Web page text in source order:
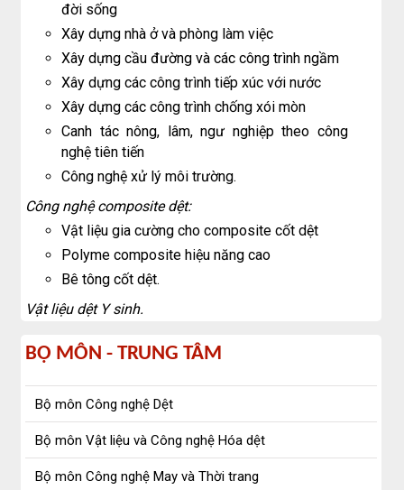
đời sống
Xây dựng nhà ở và phòng làm việc
Xây dựng cầu đường và các công trình ngầm
Xây dựng các công trình tiếp xúc với nước
Xây dựng các công trình chống xói mòn
Canh tác nông, lâm, ngư nghiệp theo công
nghệ tiên tiến
Công nghệ xử lý môi trường.
Công nghệ composite dệt:
Vật liệu gia cường cho composite cốt dệt
Polyme composite hiệu năng cao
Bê tông cốt dệt.
Vật liệu dệt Y sinh.
bộ
môn
-
trung
BỘ MÔN - TRUNG TÂM
Bộ môn Công nghệ Dệt
Bộ môn Vật liệu và Công nghệ Hóa dệt
Bộ môn Công nghệ May và Thời trang